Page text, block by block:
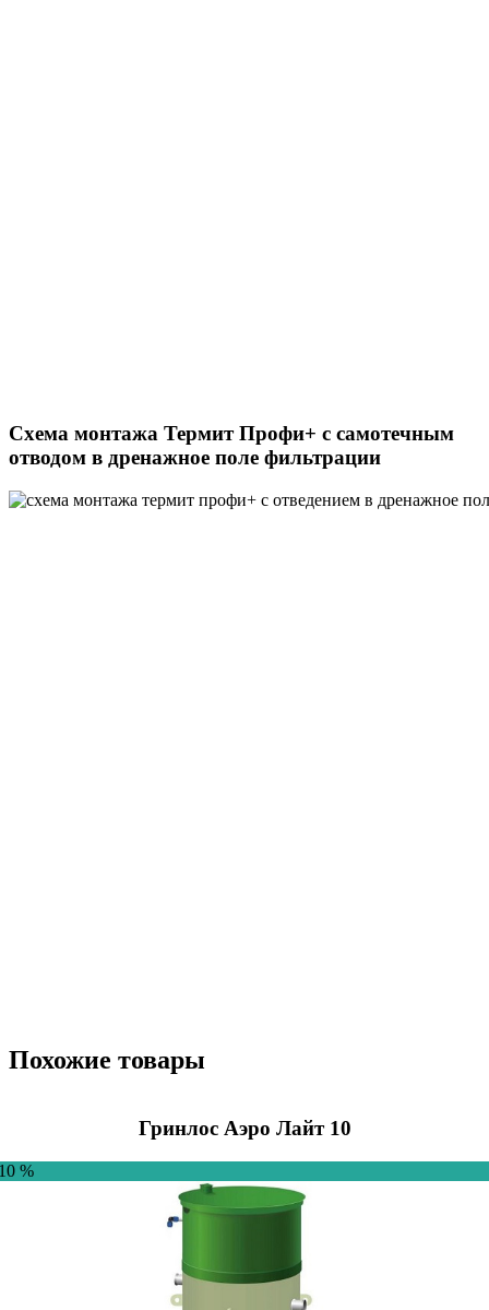
Схема монтажа Термит Профи+ с самотечным
отводом в дренажное поле фильтрации
Похожие товары
Гринлос Аэро Лайт 10
%